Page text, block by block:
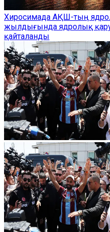
Хиросимада АҚШ-тың
жылдығында ядролық
қайталанды